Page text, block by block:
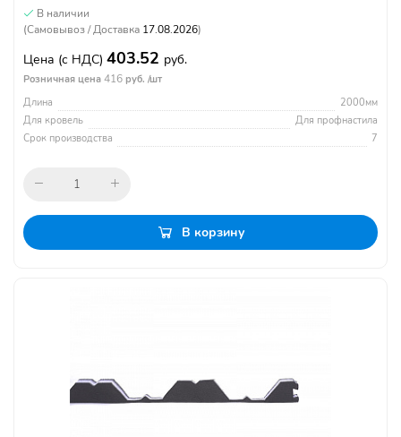
В наличии
(Самовывоз / Доставка 17.08.2026)
Цена (с НДС) 403.52 руб.
Розничная цена 416 руб. /шт
Длина
2000мм
Для кровель
Для профнастила
Срок производства
7
В корзину